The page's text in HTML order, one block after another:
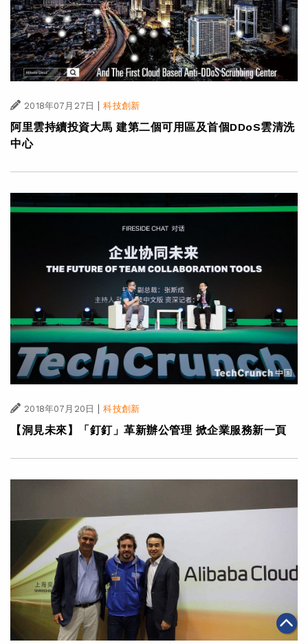
2018年07月27日 | 科技創新
阿里雲持續投資大馬 建第二個可用區及首個DDoS雲清洗
中心
2018年07月20日 | 科技創新
【洞見未來】「釘釘」革新辦公管理 掀企業服務新一頁